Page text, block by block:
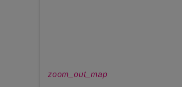
zoom_out_map